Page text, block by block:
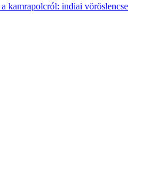
a kamrapolcról: indiai vöröslencse